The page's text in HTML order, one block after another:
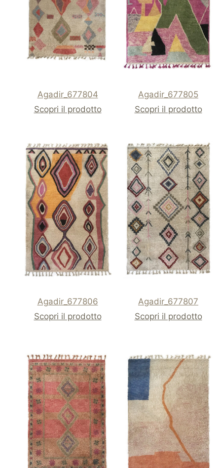
Agadir_677804
Scopri il prodotto
Agadir_677805
Scopri il prodotto
Agadir_677806
Scopri il prodotto
Agadir_677807
Scopri il prodotto